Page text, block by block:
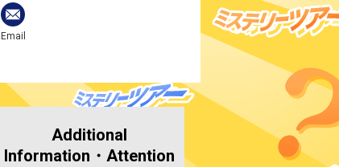
Email
Additional
Information・ Attention